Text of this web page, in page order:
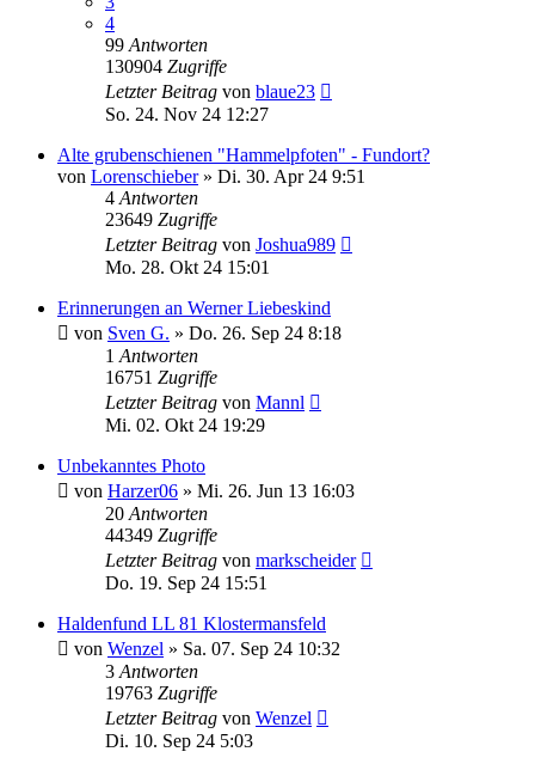
4
99 Antworten
130904 Zugriffe
Letzter Beitrag von blaue23
So. 24. Nov 24 12:27
Alte grubenschienen "Hammelpfoten" - Fundort?
von Lorenschieber» Di. 30. Apr 24 9:51
4 Antworten
23649 Zugriffe
Letzter Beitrag von Joshua989
Mo. 28. Okt 24 15:01
Erinnerungen an Werner Liebeskind
von Sven G. » Do. 26. Sep 24 8:18
1 Antworten
16751 Zugriffe
Letzter Beitrag von Mannl
Mi. 02. Okt 24 19:29
Unbekanntes Photo
von Harzer06 » Mi. 26. Jun 13 16:03
20 Antworten
44349 Zugriffe
Letzter Beitrag von markscheider
Do. 19. Sep 24 15:51
Haldenfund LL 81 Klostermansfeld
von Wenzel » Sa. 07. Sep 24 10:32
3 Antworten
19763 Zugriffe
Letzter Beitrag von Wenzel
Di. 10. Sep 24 5:03